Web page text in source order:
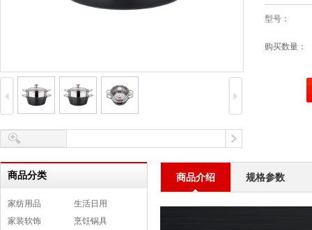
型号：
购买数量：
商品分类
家纺用品
生活日用
家装软饰
烹饪锅具
商品介绍 规格参数